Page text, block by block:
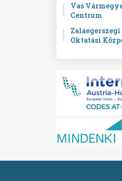
Vas
Centrum
Oktatási